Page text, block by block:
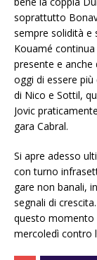
soprattutto
sempre solidità e
Kouamé
presente e
oggi di essere
di Nico e Sottil,
Jovic
gara Cabral.
Si apre adesso
con turno
gare non banali,
segnali di
questo momento
mercoledì contro